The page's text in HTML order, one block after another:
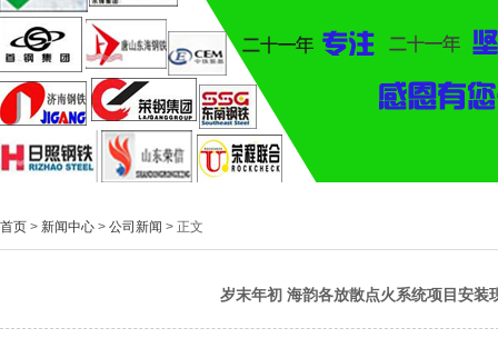
首页 > 新闻中心 > 公司新闻 > 正文
岁末年初 海韵各放散点火系统项目安装